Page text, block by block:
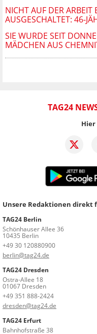
NICHT AUF DER ARBEIT
AUSGESCHALTET: 46-
SIE WURDE SEIT
MÄDCHEN AUS
TAG24
Unsere Redaktionen direkt
TAG24 Berlin
Schönhauser Allee 36
10435 Berlin
+49 30 120880900
berlin@tag24.de
TAG24 Dresden
Ostra-Allee 18
01067 Dresden
+49 351 888-2424
dresden@tag24.de
TAG24 Erfurt
Bahnhofstraße 38